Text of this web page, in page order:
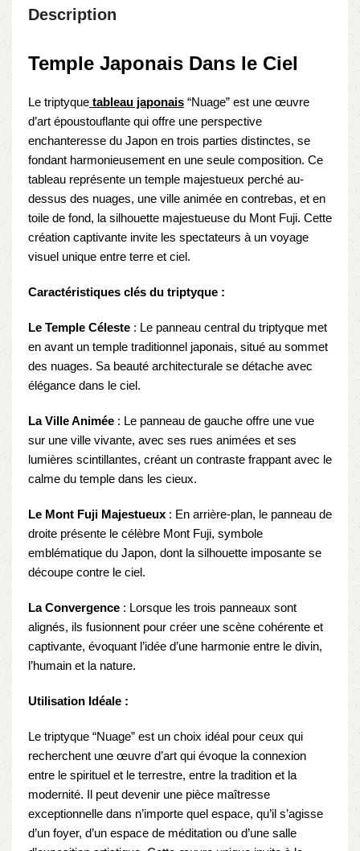
Description
Temple Japonais Dans le Ciel
Le triptyque tableau japonais “Nuage” est une œuvre
d’art époustouflante qui offre une perspective
enchanteresse du Japon en trois parties distinctes, se
fondant harmonieusement en une seule composition. Ce
tableau représente un temple majestueux perché au-
dessus des nuages, une ville animée en contrebas, et en
toile de fond, la silhouette majestueuse du Mont Fuji. Cette
création captivante invite les spectateurs à un voyage
visuel unique entre terre et ciel.
Caractéristiques clés du triptyque :
Le Temple Céleste : Le panneau central du triptyque met
en avant un temple traditionnel japonais, situé au sommet
des nuages. Sa beauté architecturale se détache avec
élégance dans le ciel.
La Ville Animée : Le panneau de gauche offre une vue
sur une ville vivante, avec ses rues animées et ses
lumières scintillantes, créant un contraste frappant avec le
calme du temple dans les cieux.
Le Mont Fuji Majestueux : En arrière-plan, le panneau de
droite présente le célèbre Mont Fuji, symbole
emblématique du Japon, dont la silhouette imposante se
découpe contre le ciel.
La Convergence : Lorsque les trois panneaux sont
alignés, ils fusionnent pour créer une scène cohérente et
captivante, évoquant l’idée d’une harmonie entre le divin,
l’humain et la nature.
Utilisation Idéale :
Le triptyque “Nuage” est un choix idéal pour ceux qui
recherchent une œuvre d’art qui évoque la connexion
entre le spirituel et le terrestre, entre la tradition et la
modernité. Il peut devenir une pièce maîtresse
exceptionnelle dans n’importe quel espace, qu’il s’agisse
d’un foyer, d’un espace de méditation ou d’une salle